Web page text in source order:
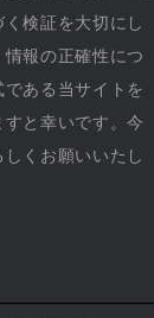
検証を大切にし
報の正確性につ
ある当サイトを
と幸いです。今
くお願いいたし